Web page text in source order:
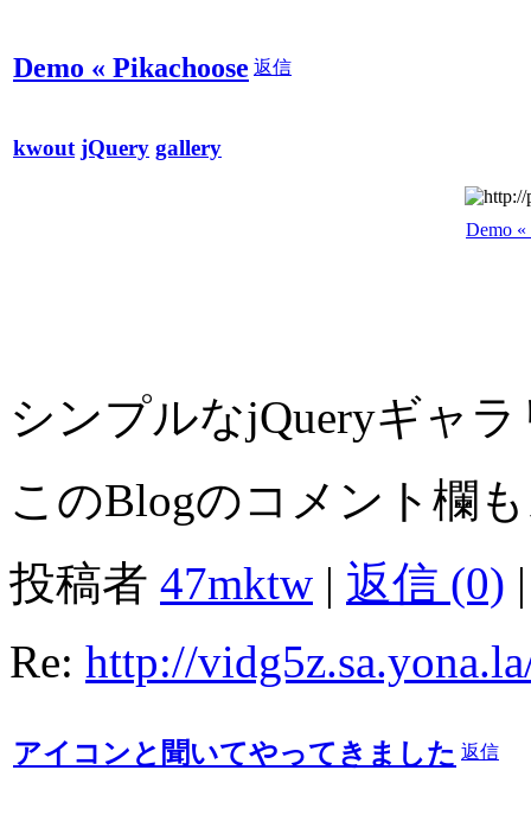
Demo « Pikachoose 返信
kwout jQuery gallery
Demo «
シンプルなjQueryギャ
このBlogのコメント欄
投稿者 47mktw | 返信 (0)
Re: http://
アイコンと聞いてやってきました 返信